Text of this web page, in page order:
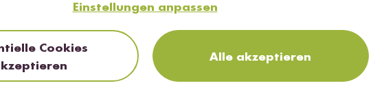
Einstellungen anpassen
Cookies
Alle akzeptieren